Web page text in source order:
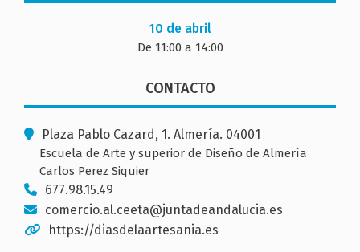
10 de abril
De 11:00 a 14:00
CONTACTO
Plaza Pablo Cazard, 1. Almería. 04001
Escuela de Arte y superior de Diseño de Almería
Carlos Perez Siquier
677.98.15.49
comercio.al.ceeta@juntadeandalucia.es
https://diasdelaartesania.es